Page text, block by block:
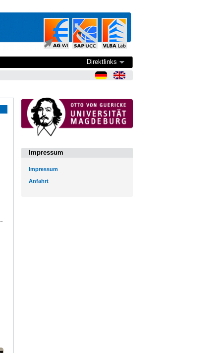
Direktlinks
Impressum
Impressum
Anfahrt